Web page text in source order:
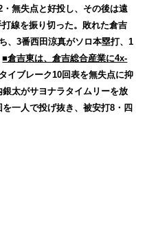
無失点と好投し、その後は遠
線を振り切った。敗れた倉吉
、3番西田涼真がソロ本塁打、1
■倉吉東は、倉吉総合産業に4x-
イブレーク10回表を無失点に抑
太がサヨナラタイムリーを放
一人で投げ抜き、被安打8・四